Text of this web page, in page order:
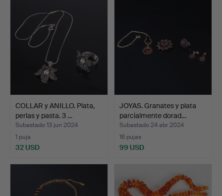
COLLAR y ANILLO. Plata,
perlas y pasta. 3 …
Subastado 13 jun 2024
1 puja
32 USD
JOYAS. Granates y plata
parcialmente dorad…
Subastado 24 abr 2024
16 pujas
99 USD